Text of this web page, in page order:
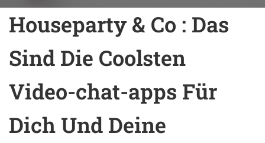
Houseparty & Co : Das
Sind Die Coolsten
Video-chat-apps Für
Dich Und Deine